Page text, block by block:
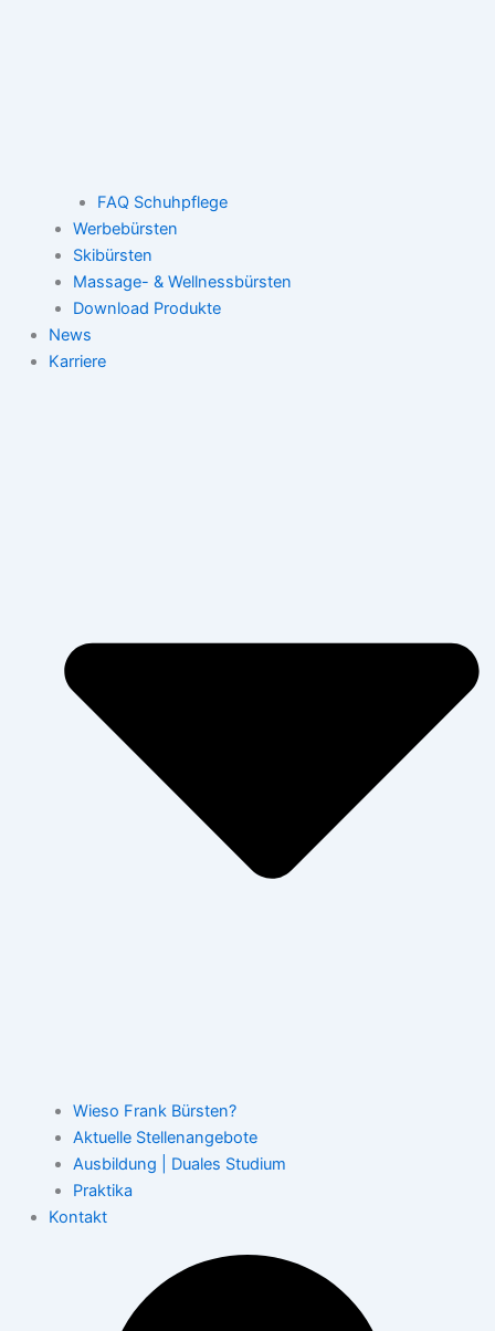
FAQ Schuhpflege
Werbebürsten
Skibürsten
Massage- & Wellnessbürsten
Download Produkte
News
Karriere
Wieso Frank Bürsten?
Aktuelle Stellenangebote
Ausbildung | Duales Studium
Praktika
Kontakt